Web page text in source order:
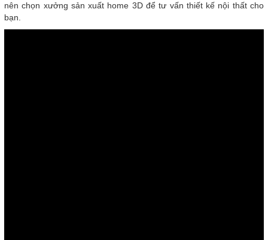
nên chọn xưởng sản xuất home 3D để tư vấn thiết kế nội thất cho
bạn.